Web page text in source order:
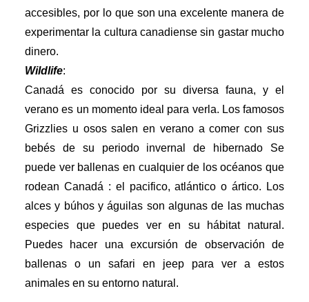
accesibles, por lo que son una excelente manera de
experimentar la cultura canadiense sin gastar mucho
dinero.
Wildlife:
Canadá es conocido por su diversa fauna, y el
verano es un momento ideal para verla. Los famosos
Grizzlies u osos salen en verano a comer con sus
bebés de su periodo invernal de hibernado Se
puede ver ballenas en cualquier de los océanos que
rodean Canadá : el pacifico, atlántico o ártico. Los
alces y búhos y águilas son algunas de las muchas
especies que puedes ver en su hábitat natural.
Puedes hacer una excursión de observación de
ballenas o un safari en jeep para ver a estos
animales en su entorno natural.